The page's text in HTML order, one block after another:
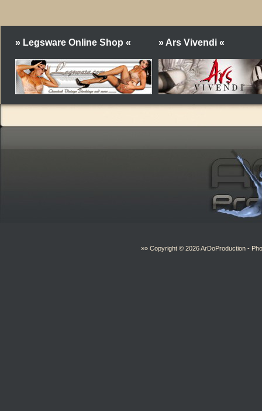
» Legsware Online Shop « » Ars Vivendi «
»» Copyright © 2026ArDoProduction -